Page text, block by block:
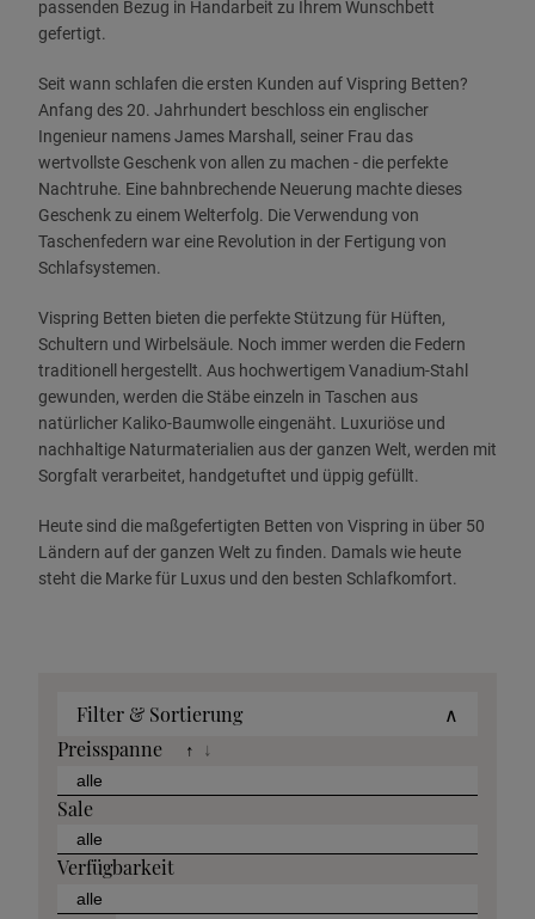
passenden Bezug in Handarbeit zu Ihrem Wunschbett
gefertigt.
Seit wann schlafen die ersten Kunden auf Vispring Betten?
Anfang des 20. Jahrhundert beschloss ein englischer
Ingenieur namens James Marshall, seiner Frau das
wertvollste Geschenk von allen zu machen - die perfekte
Nachtruhe. Eine bahnbrechende Neuerung machte dieses
Geschenk zu einem Welterfolg. Die Verwendung von
Taschenfedern war eine Revolution in der Fertigung von
Schlafsystemen.
Vispring Betten bieten die perfekte Stützung für Hüften,
Schultern und Wirbelsäule. Noch immer werden die Federn
traditionell hergestellt. Aus hochwertigem Vanadium-Stahl
gewunden, werden die Stäbe einzeln in Taschen aus
natürlicher Kaliko-Baumwolle eingenäht. Luxuriöse und
nachhaltige Naturmaterialien aus der ganzen Welt, werden mit
Sorgfalt verarbeitet, handgetuftet und üppig gefüllt.
Heute sind die maßgefertigten Betten von Vispring in über 50
Ländern auf der ganzen Welt zu finden. Damals wie heute
steht die Marke für Luxus und den besten Schlafkomfort.
Filter & Sortierung
∧
Preisspanne
↑ ↓
Sale
Verfügbarkeit